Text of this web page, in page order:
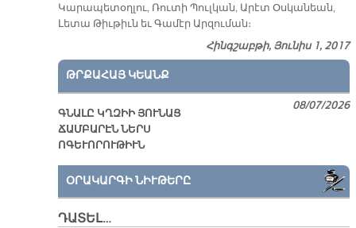
Կարապետօղլու, Ռուտի Պուլկան, Արէտ Օսկանեան,
Լետա Թիւթիւն եւ Գամէր Արզուման։
Հինգշաբթի, Յունիս 1, 2017
ԹՐՔԱՀԱՅ ԿԵԱՆՔ
ԳՆԱԼԸ ԿՂԶԻԻ ՅՈՒՆԱՑ
ՃԱՄԲԱՐԷՆ ՆԵՐՍ
ՈԳԵՒՈՐՈՒԹԻՒՆ
08/07/2026
ՕՐԱԿԱՐԳԻ ՆԻՒԹԵՐԸ
ԴԱՏԵԼ…